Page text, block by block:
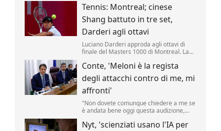
Uniti nell'ambito del cosiddetto 'turismo
delle nascite'. Lo ha annunciato il tycoon,
incontrando i media nello Studio Ovale. .
Tennis: Montreal; cinese
Shang battuto in tre set,
Darderi agli ottavi
Luciano Darderi approda agli ottavi di
finale del Masters 1000 di Montreal. La
superato in rimonta il cinese Shang
Juncheng, n.
Conte, 'Meloni è la regista
degli attacchi contro di me, mi
affronti'
"Non dovete comunque chiedere a me se
è andata bene oggi questa audizione,
soddisfatta, perché lei è la regista di tutto
Nyt, 'scienziati usano l'IA per